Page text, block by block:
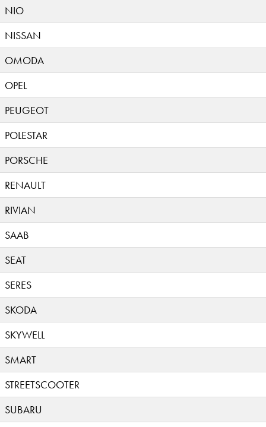
NIO
NISSAN
OMODA
OPEL
PEUGEOT
POLESTAR
PORSCHE
RENAULT
RIVIAN
SAAB
SEAT
SERES
SKODA
SKYWELL
SMART
STREETSCOOTER
SUBARU